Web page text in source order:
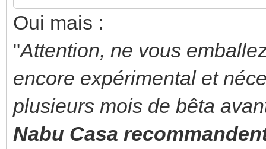
Oui mais :
"Attention, ne vous
encore expérimental et
plusieurs mois de bêta
Nabu Casa